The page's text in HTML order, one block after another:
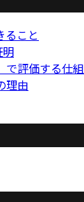
ること
明
で評価する仕
理由